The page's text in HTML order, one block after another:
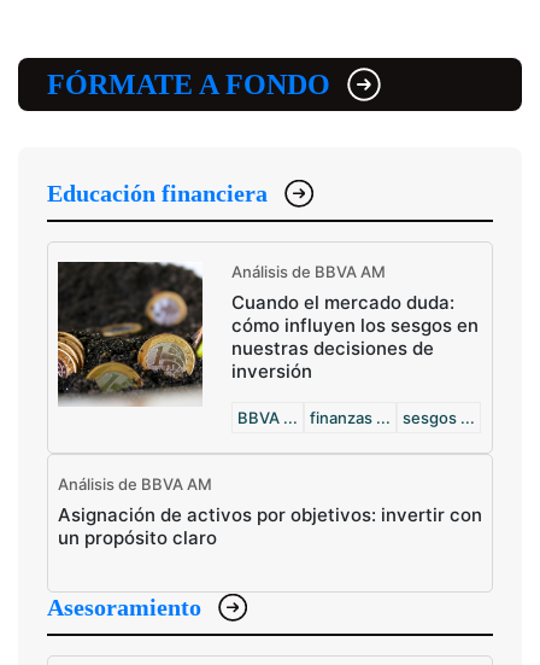
FÓRMATE A FONDO
Educación financiera
Análisis de BBVA AM
Cuando el mercado duda:
cómo influyen los sesgos en
nuestras decisiones de
inversión
BBVA ... finanzas ... sesgos ...
Análisis de BBVA AM
Asignación de activos por objetivos: invertir con
un propósito claro
Asesoramiento